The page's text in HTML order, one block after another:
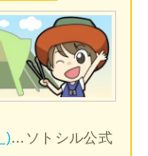
)…ソトシル公式